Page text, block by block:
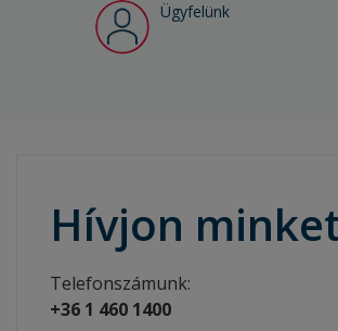
Ügyfelünk
Hívjon
Telefonszámunk:
+36 1 460 1400